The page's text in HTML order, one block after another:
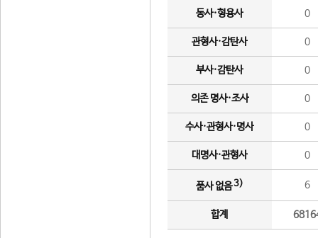
동사·형용사 0
관형사·감탄사 0
부사·감탄사 0
의존 명사·조사 0
수사·관형사·명사 0
대명사·관형사 0
품사 없음3) 6
합계